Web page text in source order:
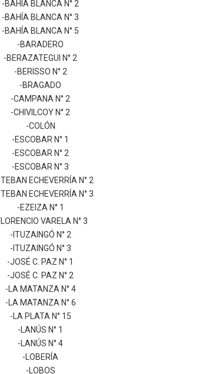
-BAHÍA BLANCA N° 2
-BAHÍA BLANCA N° 3
-BAHÍA BLANCA N° 5
-BARADERO
-BERAZATEGUI N° 2
-BERISSO N° 2
-BRAGADO
-CAMPANA N° 2
-CHIVILCOY N° 2
-COLÓN
-ESCOBAR N° 1
-ESCOBAR N° 2
-ESCOBAR N° 3
ECHEVERRÍA N° 2
ECHEVERRÍA N° 3
-EZEIZA N° 1
VARELA N° 3
-ITUZAINGÓ N° 2
-ITUZAINGÓ N° 3
-JOSÉ C. PAZ N° 1
-JOSÉ C. PAZ N° 2
-LA MATANZA N° 4
-LA MATANZA N° 6
-LA PLATA N° 15
-LANÚS N° 1
-LANÚS N° 4
-LOBERÍA
-LOBOS